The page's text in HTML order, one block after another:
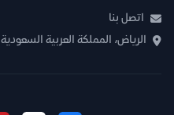
اتصل بنا
الرياض، المملكة العربية السعودية